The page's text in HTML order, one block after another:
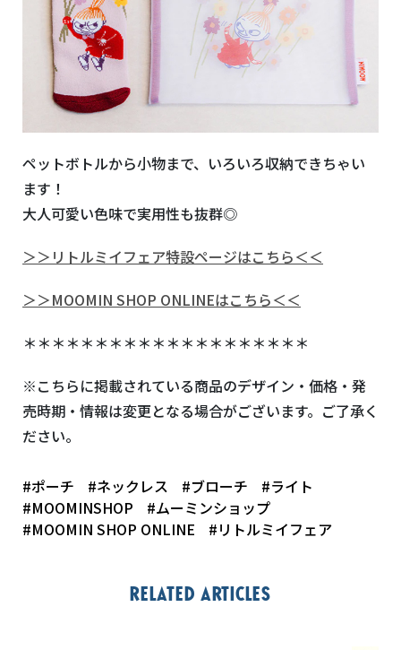
ペットボトルから小物まで、いろいろ収納できちゃい
ます！
大人可愛い色味で実用性も抜群◎
＞＞リトルミイフェア特設ページはこちら＜＜
＞＞MOOMIN SHOP ONLINEはこちら＜＜
＊＊＊＊＊＊＊＊＊＊＊＊＊＊＊＊＊＊＊＊
※こちらに掲載されている商品のデザイン・価格・発
売時期・情報は変更となる場合がございます。ご了承く
ださい。
#ポーチ #ネックレス #ブローチ
#ライト
#MOOMINSHOP
#ムーミンショップ
#MOOMIN SHOP ONLINE
#リトルミイフェア
Related articles